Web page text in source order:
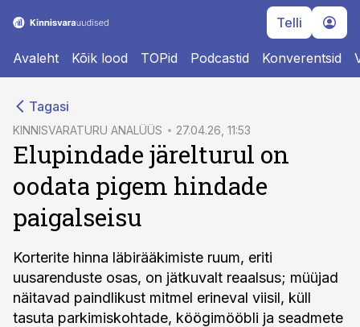
Telli
Avaleht Kõik lood TOPid Podcastid Konverentsid
Tagasi
KINNISVARATURU ANALÜÜS 27.04.26, 11:53
Elupindade järelturul on
oodata pigem hindade
paigalseisu
Korterite hinna läbirääkimiste ruum, eriti
uusarenduste osas, on jätkuvalt reaalsus; müüjad
näitavad paindlikust mitmel erineval viisil, küll
tasuta parkimiskohtade, köögimööbli ja seadmete